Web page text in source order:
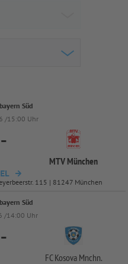
Süd
/15:00 Uhr
-
MTV München
115 | 81247 München
Süd
/14:00 Uhr
-
FC Kosova Mnchn.